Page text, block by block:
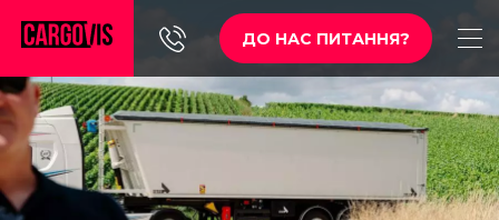
ДО НАС ПИТАННЯ?